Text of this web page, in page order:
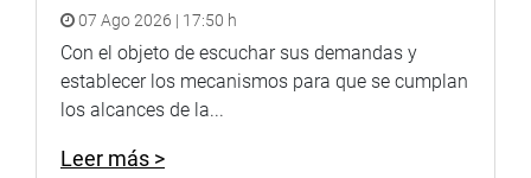
07 Ago 2026 | 17:50 h
Con el objeto de escuchar sus demandas y
establecer los mecanismos para que se cumplan
los alcances de la...
Leer más >